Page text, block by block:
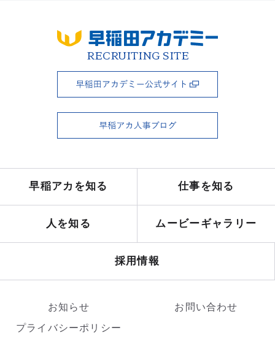
RECRUITING SITE
早稲アカを知る 仕事を知る
人を知る ムービーギャラリー
採用情報
お知らせ お問い合わせ
プライバシーポリシー